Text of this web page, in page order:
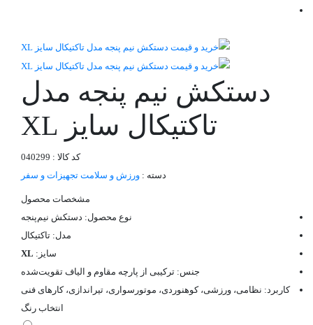
دستکش نیم پنجه مدل
تاکتیکال سایز XL
کد کالا : 040299
دسته : ورزش و سلامت تجهیزات و سفر
مشخصات محصول
نوع محصول: دستکش نیم‌پنجه
مدل: تاکتیکال
سایز: XL
جنس: ترکیبی از پارچه مقاوم و الیاف تقویت‌شده
کاربرد: نظامی، ورزشی، کوهنوردی، موتورسواری، تیراندازی، کارهای فنی
انتخاب رنگ